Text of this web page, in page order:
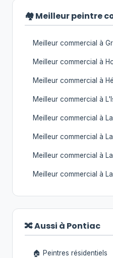
🏘️ Meilleur peintre
Meilleur commercial à
Meilleur commercial à
Meilleur commercial à
Meilleur commercial à
Meilleur commercial à
Meilleur commercial à
Meilleur commercial à
Meilleur commercial à
🔀 Aussi à Pontiac
🏠 Peintres résidentiels